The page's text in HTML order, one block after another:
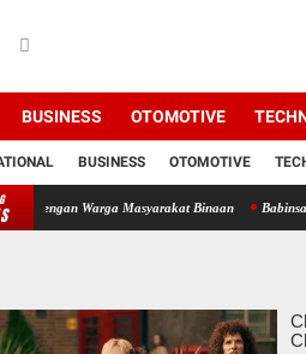
BUSINESS OTOMOTIVE
BUSINESS OTOMOTIVE
Masyarakat Binaan Babinsa Koramil 09/